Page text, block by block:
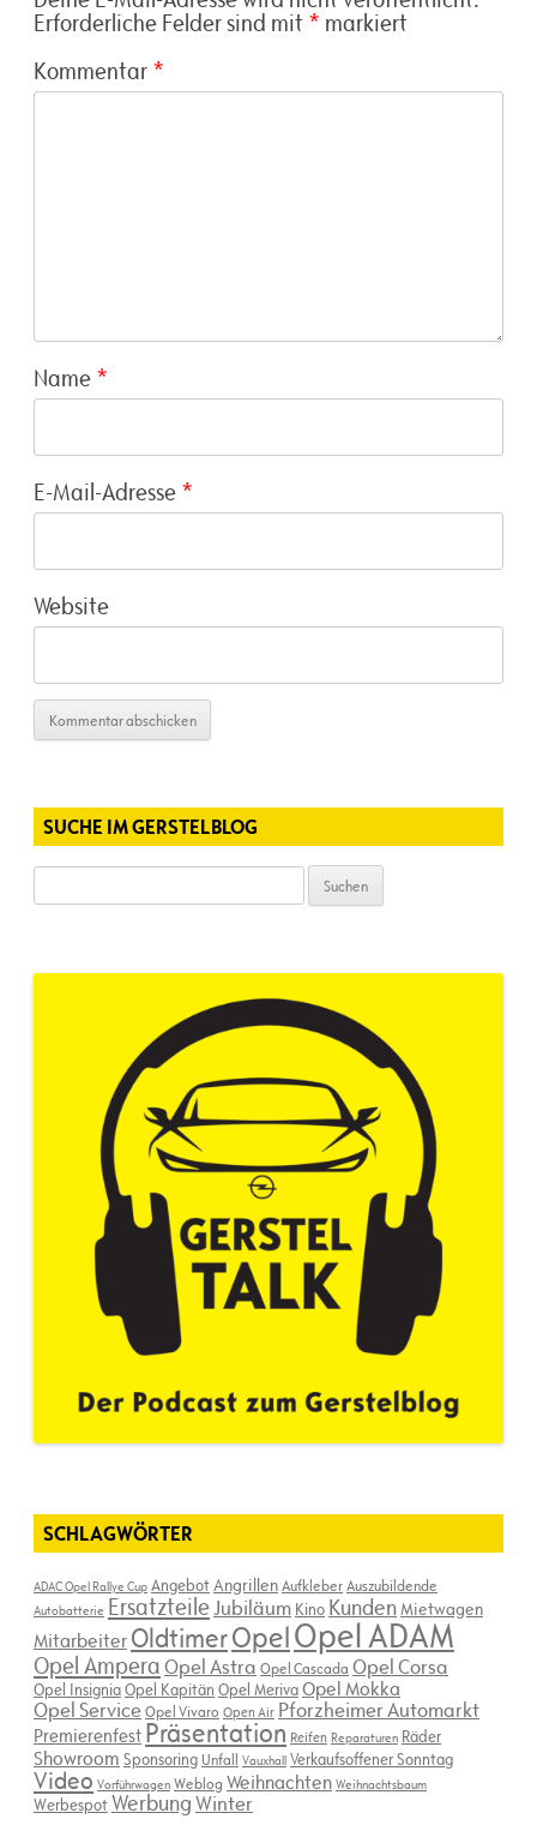
Erforderliche Felder sind mit * markiert
Kommentar *
Name *
E-Mail-Adresse *
Website
SUCHE IM GERSTELBLOG
SCHLAGWÖRTER
ADAC Opel Rallye Cup AngebotAngrillenAufkleberAuszubildende
Autobatterie ErsatzteileJubiläum Kino KundenMietwagen
Mitarbeiter OldtimerOpelOpel ADAM
Opel AmperaOpel Astra Opel Cascada Opel Corsa
Opel InsigniaOpel Kapitän Opel MerivaOpel Mokka
Opel ServiceOpel Vivaro Open Air Pforzheimer Automarkt
Premierenfest Präsentation Reifen Reparaturen Räder
Showroom Sponsoring Unfall Vauxhall Verkaufsoffener Sonntag
Video Vorführwagen Weblog Weihnachten Weihnachtsbaum
WerbespotWerbungWinter